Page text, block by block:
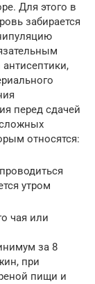
Для этого в
забирается
перед сдачей
относятся:
утром
чая или
за 8
при
пищи и